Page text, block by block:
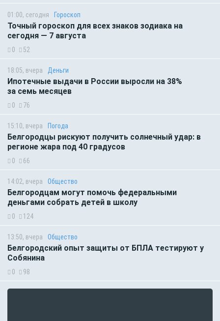
01:00, сегодня Гороскоп
Точный гороскоп для всех знаков зодиака на
сегодня — 7 августа
0 52
18:05, вчера Деньги
Ипотечные выдачи в России выросли на 38%
за семь месяцев
0 76
15:10, вчера Погода
Белгородцы рискуют получить солнечный удар: в
регионе жара под 40 градусов
0 66
14:02, вчера Общество
Белгородцам могут помочь федеральными
деньгами собрать детей в школу
0 124
13:50, вчера Общество
Белгородский опыт защиты от БПЛА тестируют у
Собянина
0 98